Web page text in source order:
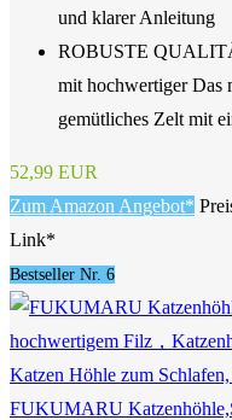
und klarer Anleitung
ROBUSTE
mit hochwertiger Das
gemütliches Zelt mit
52,99 EUR
Zum Amazon Angebot*
Link*
Bestseller Nr. 6
FUKUMARU